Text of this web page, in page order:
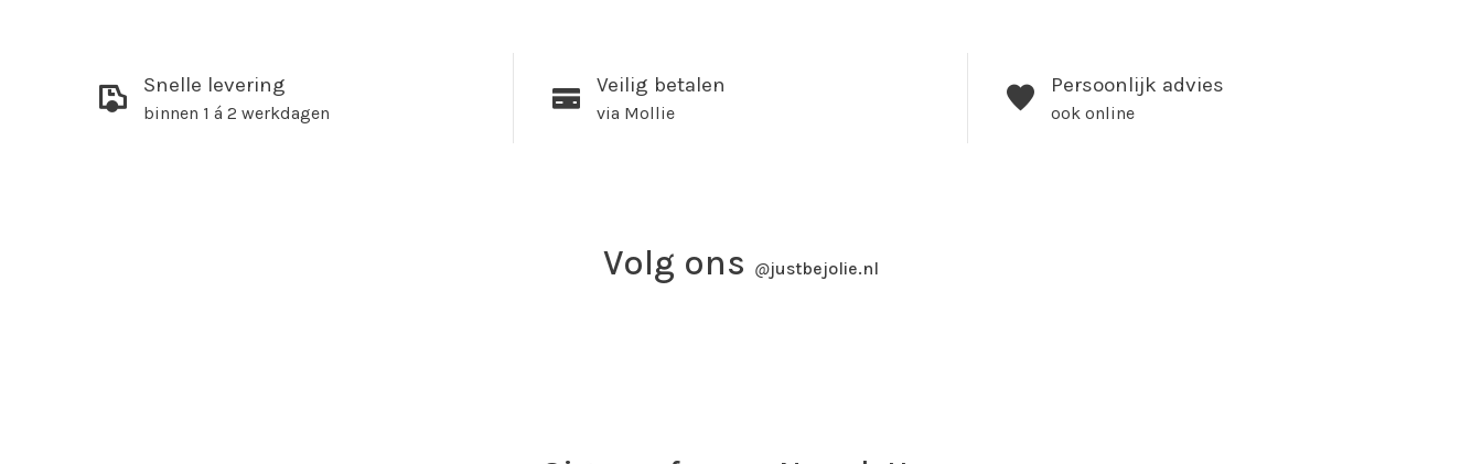
Snelle levering
binnen 1 á 2 werkdagen
Veilig betalen
via Mollie
Persoonlijk advies
ook online
Volg ons @justbejolie.nl